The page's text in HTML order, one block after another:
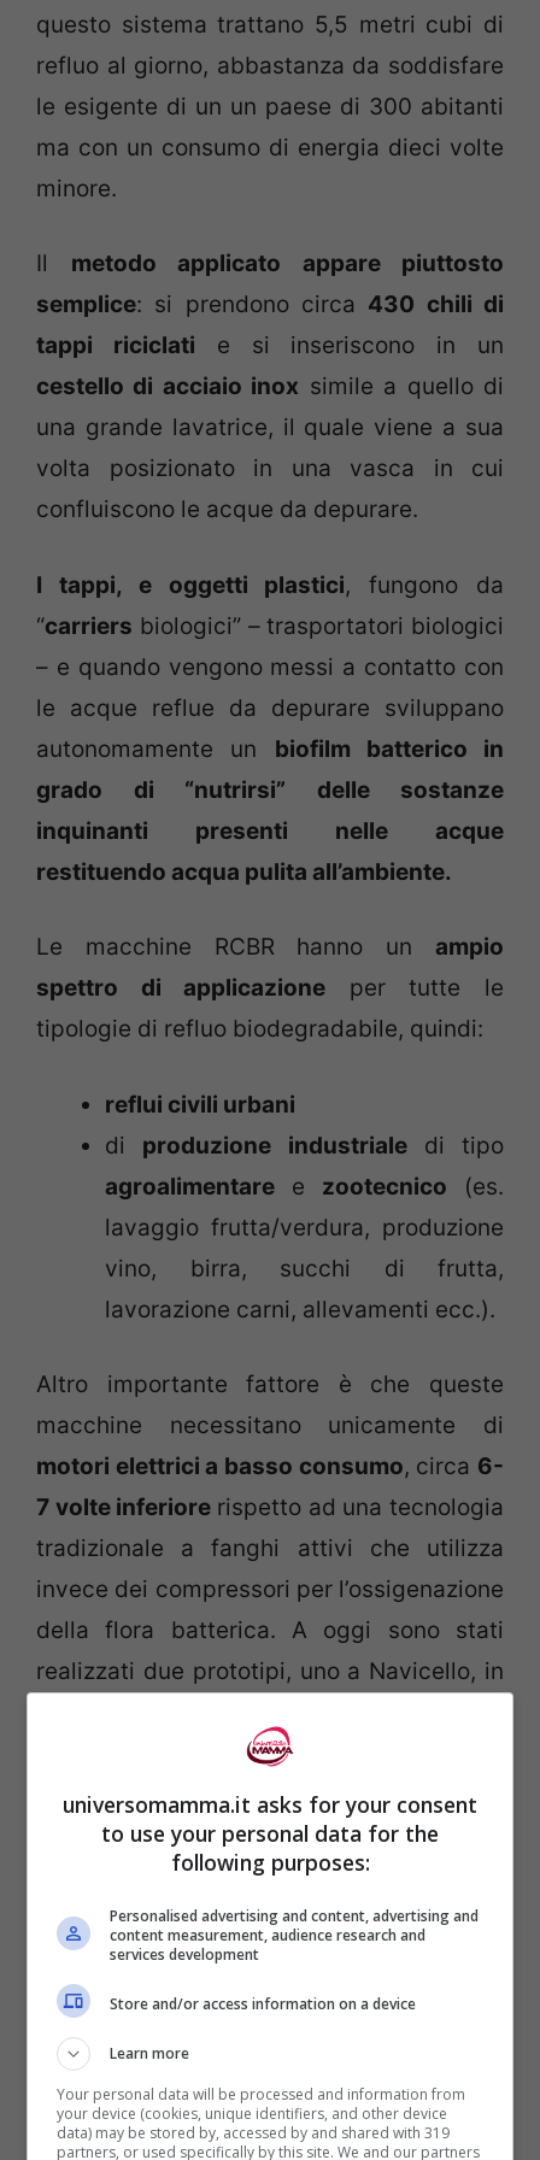
questo sistema trattano 5,5 metri cubi di
refluo al giorno, abbastanza da soddisfare
le esigente di un un paese di 300 abitanti
ma con un consumo di energia dieci volte
minore.
Il metodo applicato appare piuttosto
semplice: si prendono circa 430 chili di
tappi riciclati e si inseriscono in un
cestello di acciaio inox simile a quello di
una grande lavatrice, il quale viene a sua
volta posizionato in una vasca in cui
confluiscono le acque da depurare.
I tappi, e oggetti plastici, fungono da
“carriers biologici” – trasportatori biologici
– e quando vengono messi a contatto con
le acque reflue da depurare sviluppano
autonomamente un biofilm batterico in
grado di “nutrirsi” delle sostanze
inquinanti presenti nelle acque
restituendo acqua pulita all’ambiente.
Le macchine RCBR hanno un ampio
spettro di applicazione per tutte le
tipologie di refluo biodegradabile, quindi:
reflui civili urbani
di produzione industrialedi tipo
agroalimentare e zootecnico (es.
lavaggio frutta/verdura, produzione
vino, birra, succhi di frutta,
lavorazione carni, allevamenti ecc.).
Altro importante fattore è che queste
macchine necessitano unicamente di
motori elettrici a basso consumo, circa 6-
7 volte inferiore rispetto ad una tecnologia
tradizionale a fanghi attivi che utilizza
invece dei compressori per l’ossigenazione
della flora batterica. A oggi sono stati
realizzati due prototipi, uno a Navicello, in
Dario Savini, biologo e amministratore
delegato di Eco-Sistemi, ha parlato in una
universomamma.it asks for your consent
to use your personal data for the
following purposes:
Personalised advertising and content, advertising and
content measurement, audience research and
services development
Store and/or access information on a device
Learn more
Your personal data will be processed and information from
your device (cookies, unique identifiers, and other device
data) may be stored by, accessed by and shared with 319
partners, or used specifically by this site. We and our partners